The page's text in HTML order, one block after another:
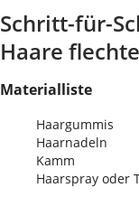
Schritt-für-
Haare
Materialliste
Haargummis
Haarnadeln
Kamm
Haarspray oder